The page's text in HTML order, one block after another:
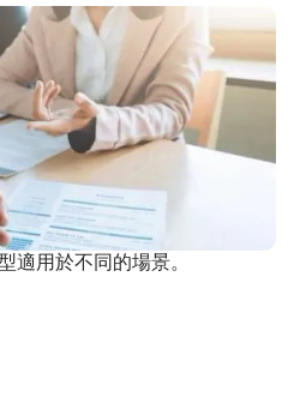
適用於不同的場景。